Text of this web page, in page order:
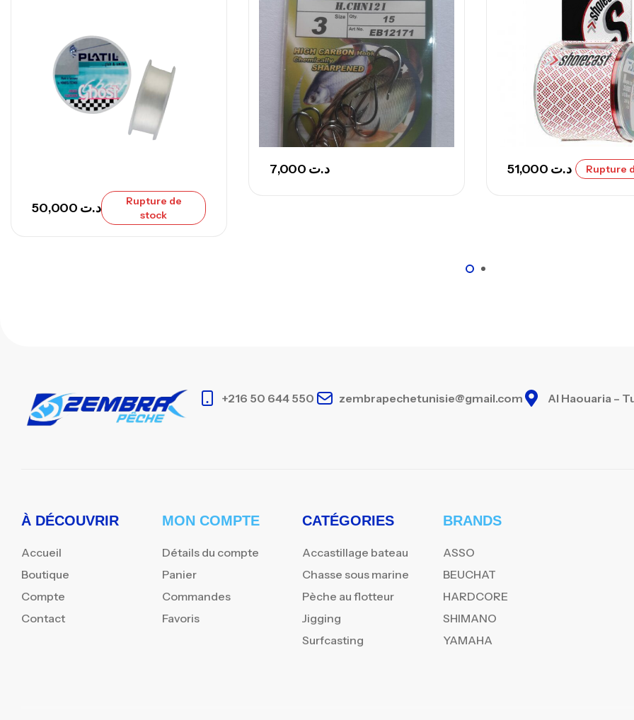
–
د.ت
Rupture de
stock
د.ت د.ت Rupture
+216 50 644 550 zembrapechetunisie@gmail.com Al Haouaria –
À DÉCOUVRIR
Accueil
Boutique
Compte
Contact
MON COMPTE
Détails du compte
Panier
Commandes
Favoris
CATÉGORIES
Accastillage bateau
Chasse sous marine
Pèche au flotteur
Jigging
Surfcasting
BRANDS
ASSO
BEUCHAT
HARDCORE
SHIMANO
YAMAHA